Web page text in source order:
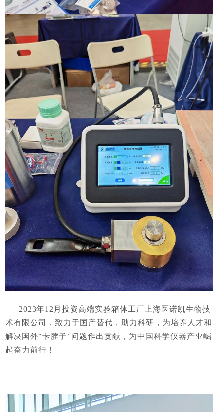
2023年12月投资高端实验箱体工厂上海医诺凯生物技
术有限公司，致力于国产替代，助力科研，为培养人才和
解决国外“卡脖子”问题作出贡献，为中国科学仪器产业崛
起奋力前行！